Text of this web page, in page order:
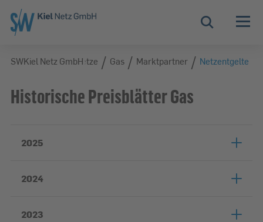
Zur Hauptnavigation springen
Zur Servicelasche springen
Zum Hauptinhalt springen
Zur Footernavigation springen
Suche
SWKiel Netz GmbH
GmbH / Unsere Netze / Gas / Marktpartner / Netzentgelte
Historische Preisblätter Gas
2025
2024
2023